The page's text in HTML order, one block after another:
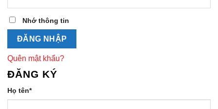
Nhớ thông tin
ĐĂNG NHẬP
Quên mật khẩu?
ĐĂNG KÝ
Họ tên*